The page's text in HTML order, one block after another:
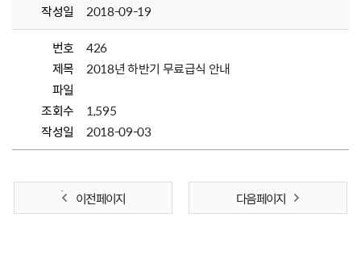
작성일
2018-09-19
번호
426
제목
2018년 하반기 무료급식 안내
파일
조회수
1,595
작성일
2018-09-03
이전 페이지 다음 페이지